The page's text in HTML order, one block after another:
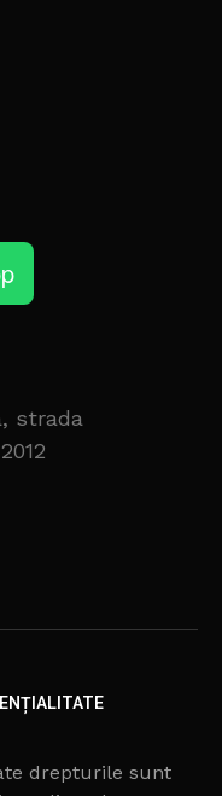
strada
drepturile sunt